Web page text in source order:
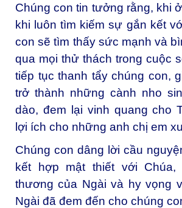
Chúng con tin tưởng rằng, khi
khi luôn tìm kiếm sự gắn kết
con sẽ tìm thấy sức mạnh và
qua mọi thử thách trong cuộc
tiếp tục thanh tẩy chúng con,
trở thành những cành nho
dào, đem lại vinh quang cho
lợi ích cho những anh chị em
Chúng con dâng lời cầu
kết hợp mật thiết với Chúa,
thương của Ngài và hy vọng
Ngài đã đem đến cho chúng